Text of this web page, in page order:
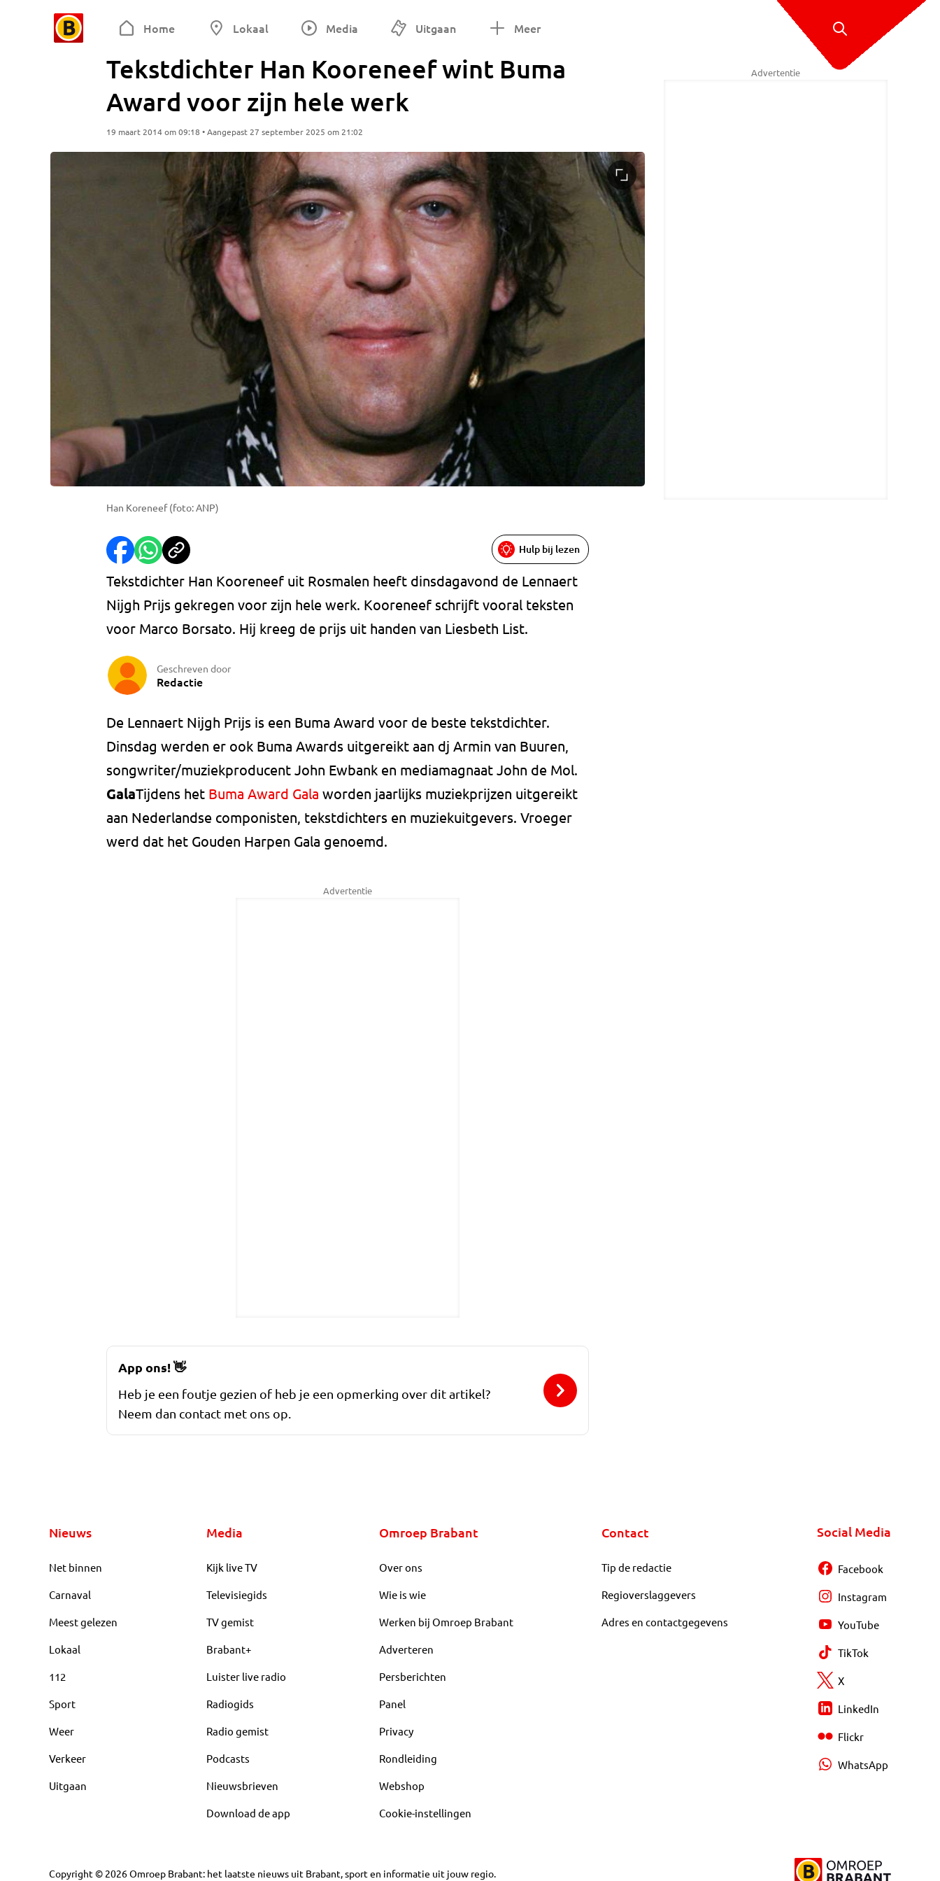
Home Lokaal Media Uitgaan Meer
Tekstdichter Han Kooreneef wint Buma
Award voor zijn hele werk
19 maart 2014 om 09:18 • Aangepast 27 september 2025 om 21:02
Han Koreneef (foto: ANP)
Hulp bij lezen
Tekstdichter Han Kooreneef uit Rosmalen heeft dinsdagavond de Lennaert
Nijgh Prijs gekregen voor zijn hele werk. Kooreneef schrijft vooral teksten
voor Marco Borsato. Hij kreeg de prijs uit handen van Liesbeth List.
Geschreven door
Redactie
De Lennaert Nijgh Prijs is een Buma Award voor de beste tekstdichter.
Dinsdag werden er ook Buma Awards uitgereikt aan dj Armin van Buuren,
songwriter/muziekproducent John Ewbank en mediamagnaat John de Mol.
GalaTijdens het Buma Award Gala worden jaarlijks muziekprijzen uitgereikt
aan Nederlandse componisten, tekstdichters en muziekuitgevers. Vroeger
werd dat het Gouden Harpen Gala genoemd.
Advertentie
Advertentie
App ons!👋
Heb je een foutje gezien of heb je een opmerking over dit artikel?
Neem dan contact met ons op.
Nieuws
Net binnen
Carnaval
Meest gelezen
Lokaal
112
Sport
Weer
Verkeer
Uitgaan
Media
Kijk live TV
Televisiegids
TV gemist
Brabant+
Luister live radio
Radiogids
Radio gemist
Podcasts
Nieuwsbrieven
Download de app
Omroep Brabant
Over ons
Wie is wie
Werken bij Omroep Brabant
Adverteren
Persberichten
Panel
Privacy
Rondleiding
Webshop
Cookie-instellingen
Contact
Tip de redactie
Regioverslaggevers
Adres en contactgegevens
Social Media
Facebook
Instagram
YouTube
TikTok
X
LinkedIn
Flickr
WhatsApp
Copyright © 2026Omroep Brabant: het laatste nieuws uit Brabant, sport en informatie uit jouw regio.